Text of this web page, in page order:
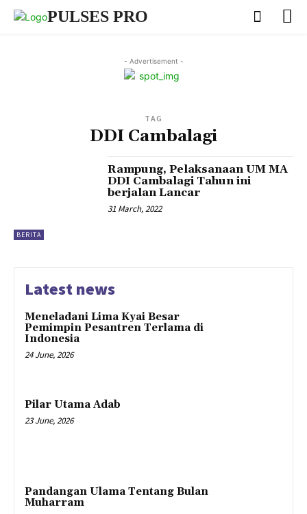
PULSES PRO
- Advertisement -
TAG
DDI Cambalagi
BERITA
Rampung, Pelaksanaan UM MA
DDI Cambalagi Tahun ini
berjalan Lancar
31 March, 2022
Latest news
Meneladani Lima Kyai Besar
Pemimpin Pesantren Terlama di
Indonesia
24 June, 2026
Pilar Utama Adab
23 June, 2026
Pandangan Ulama Tentang Bulan
Muharram